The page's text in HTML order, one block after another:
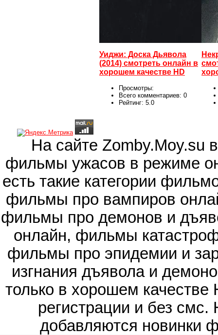
Уиджи: Доска Дьявола
(2014) смотреть онлайн в
хорошем качестве HD
Просмотры:
Всего комментариев: 0
Рейтинг: 5.0
На сайте Zomby.Moy.su
фильмы ужасов в режиме
есть такие категории
фильмы про вампиров
фильмы про демонов и
онлайн, фильмы
фильмы про эпидемии и
изгнания дъявола и
только в хорошем качестве
регистрации и без
добавляются новинки